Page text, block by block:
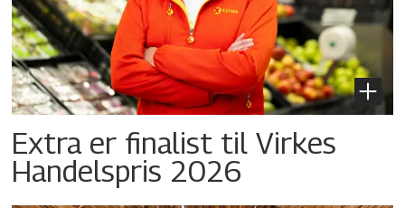
Extra er finalist til Virkes
Handelspris 2026